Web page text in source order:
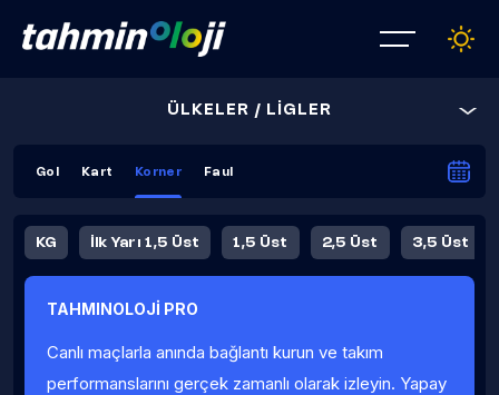
ÜLKELER / LİGLER
Gol Kart Korner Faul
KG İlk Yarı 1,5 Üst 1,5 Üst 2,5 Üst 3,5 Üst
Fauller Ortalama
TAHMINOLOJİ PRO
Canlı maçlarla anında bağlantı kurun ve takım
performanslarını gerçek zamanlı olarak izleyin. Yapay